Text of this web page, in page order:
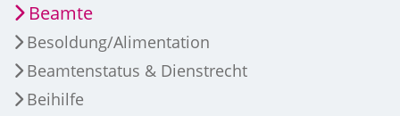
Beamte
Besoldung/Alimentation
Beamtenstatus & Dienstrecht
Beihilfe